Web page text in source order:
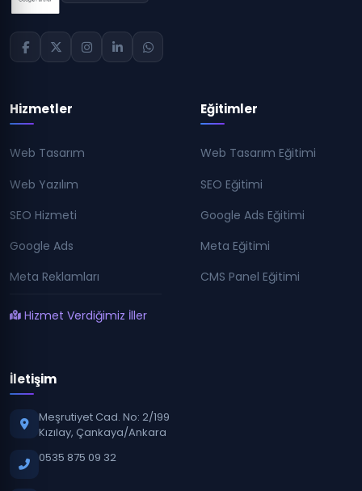
Hizmetler
Web Tasarım
Web Yazılım
SEO Hizmeti
Google Ads
Meta Reklamları
Hizmet Verdiğimiz İller
Eğitimler
Web Tasarım Eğitimi
SEO Eğitimi
Google Ads Eğitimi
Meta Eğitimi
CMS Panel Eğitimi
İletişim
Meşrutiyet Cad. No: 2/199
Kızılay, Çankaya/Ankara
0535 875 09 32